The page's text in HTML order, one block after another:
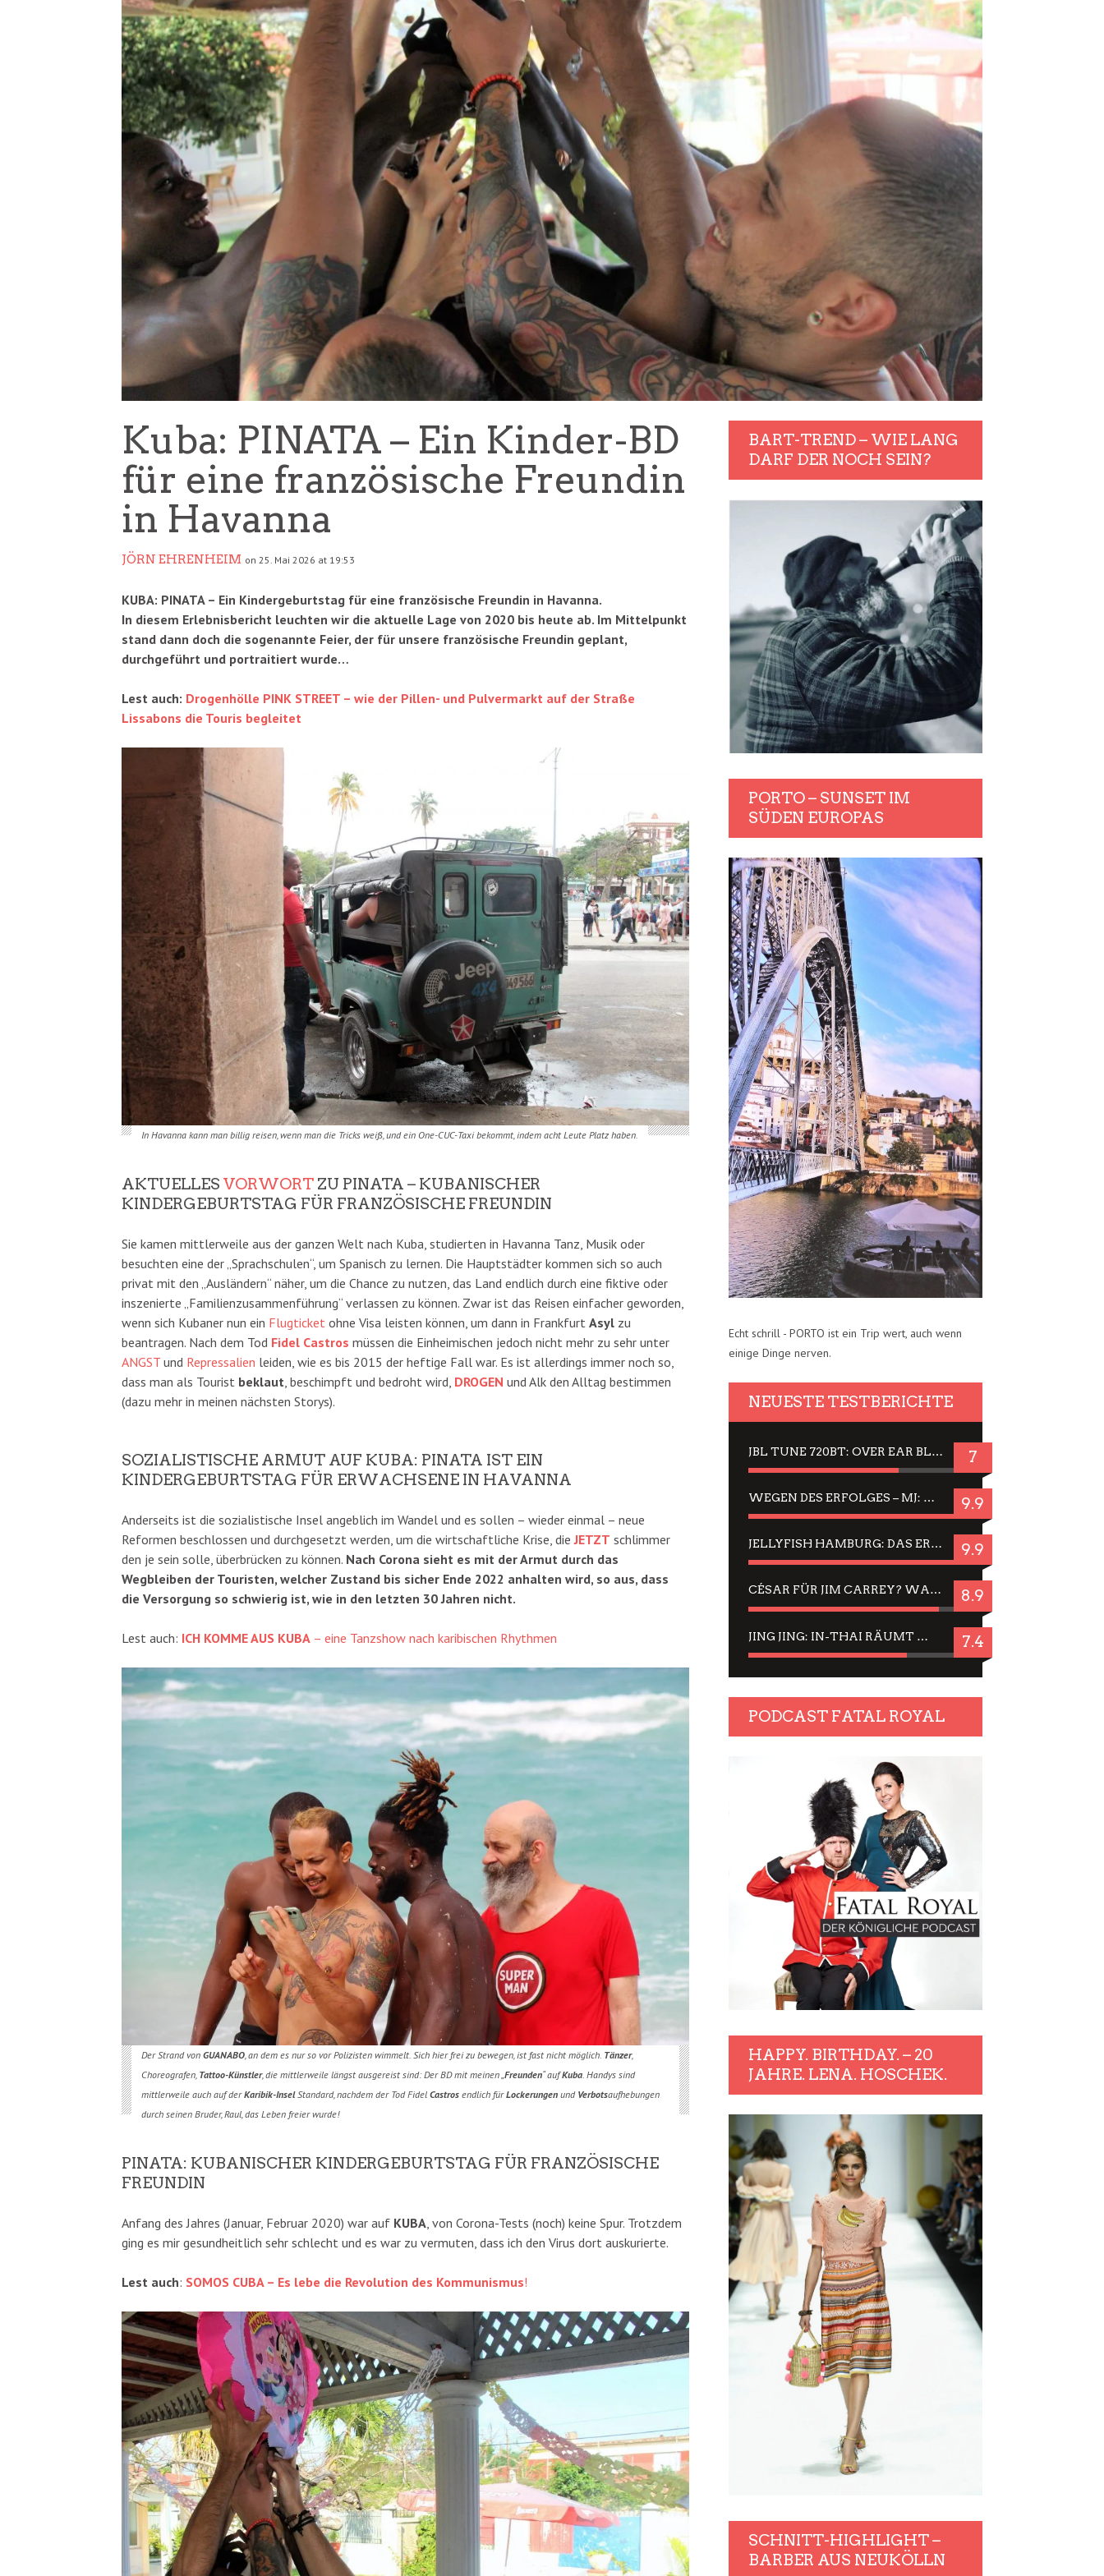
Kuba: PINATA – Ein Kinder-BD
für eine französische Freundin
in Havanna
JÖRN EHRENHEIM on 25. Mai 2026 at 19:53
KUBA: PINATA – Ein Kindergeburtstag für eine französische Freundin in Havanna.
In diesem Erlebnisbericht leuchten wir die aktuelle Lage von 2020 bis heute ab. Im Mittelpunkt
stand dann doch die sogenannte Feier, der für unsere französische Freundin geplant,
durchgeführt und portraitiert wurde…
Lest auch: Drogenhölle PINK STREET – wie der Pillen- und Pulvermarkt auf der Straße
Lissabons die Touris begleitet
In Havanna kann man billig reisen, wenn man die Tricks weiß, und ein One-CUC-Taxi bekommt, indem acht Leute Platz haben.
AKTUELLES VORWORT ZU PINATA – KUBANISCHER
KINDERGEBURTSTAG FÜR FRANZÖSISCHE FREUNDIN
Sie kamen mittlerweile aus der ganzen Welt nach Kuba, studierten in Havanna Tanz, Musik oder
besuchten eine der „Sprachschulen“, um Spanisch zu lernen. Die Hauptstädter kommen sich so auch
privat mit den „Ausländern“ näher, um die Chance zu nutzen, das Land endlich durch eine fiktive oder
inszenierte „Familienzusammenführung“ verlassen zu können. Zwar ist das Reisen einfacher geworden,
wenn sich Kubaner nun ein Flugticket ohne Visa leisten können, um dann in Frankfurt Asyl zu
beantragen. Nach dem Tod Fidel Castros müssen die Einheimischen jedoch nicht mehr zu sehr unter
ANGST und Repressalien leiden, wie es bis 2015 der heftige Fall war. Es ist allerdings immer noch so,
dass man als Tourist beklaut , beschimpft und bedroht wird, DROGEN und Alk den Alltag bestimmen
(dazu mehr in meinen nächsten Storys).
SOZIALISTISCHE ARMUT AUF KUBA: PINATA IST EIN
KINDERGEBURTSTAG FÜR ERWACHSENE IN HAVANNA
Anderseits ist die sozialistische Insel angeblich im Wandel und es sollen – wieder einmal – neue
Reformen beschlossen und durchgesetzt werden, um die wirtschaftliche Krise, dieJETZT schlimmer
den je sein solle, überbrücken zu können. Nach Corona sieht es mit der Armut durch das
Wegbleiben der Touristen, welcher Zustand bis sicher Ende 2022 anhalten wird, so aus, dass
die Versorgung so schwierig ist, wie in den letzten 30 Jahren nicht.
Lest auch: ICH KOMME AUS KUBA – eine Tanzshow nach karibischen Rhythmen
Der Strand von GUANABO, an dem es nur so vor Polizisten wimmelt. Sich hier frei zu bewegen, ist fast nicht möglich. Tänzer,
Choreografen, Tattoo-Künstler, die mittlerweile längst ausgereist sind: Der BD mit meinen „ Freunden“ aufKuba. Handys sind
mittlerweile auch auf derKaribik-InselStandard, nachdem der Tod Fidel Castrosendlich fürLockerungenund Verbotsaufhebungen
durch seinen Bruder, Raul, das Leben freier wurde!
PINATA: KUBANISCHER KINDERGEBURTSTAG FÜR FRANZÖSISCHE
FREUNDIN
Anfang des Jahres (Januar, Februar 2020) war auf KUBA , von Corona-Tests (noch) keine Spur. Trotzdem
ging es mir gesundheitlich sehr schlecht und es war zu vermuten, dass ich den Virus dort auskurierte.
Lest auch: SOMOS CUBA – Es lebe die Revolution des Kommunismus!
BART-TREND – WIE LANG
DARF DER NOCH SEIN?
PORTO – SUNSET IM
SÜDEN EUROPAS
Echt schrill - PORTO ist ein Trip wert, auch wenn
einige Dinge nerven.
NEUESTE TESTBERICHTE
JBL TUNE 720BT: OVER EAR BLUETOOTH KOPFHÖRER UM DIE 50,-€ IM DAUER-TEST 7
WEGEN DES ERFOLGES – MJ: MICHAEL JACKSON MUSICAL IN EINER MATINEE SEHEN 9.9
JELLYFISH HAMBURG: DAS ERFOLGREICHE SOMMER-MENÜ 2025 IN GEFÜHLEN UND BILDERN 9.9
CÉSAR FÜR JIM CARREY? WARUM DAS EINER DER NERVIGSTEN ACTORS IST UND BLEIBT 8.9
JING JING: IN-THAI RÄUMT WIEDER TITEL AB – EIN ZWEI-STUNDEN-ERLEBNISBERICHT 7.4
PODCAST FATAL ROYAL
HAPPY. BIRTHDAY. – 20
JAHRE. LENA. HOSCHEK.
SCHNITT-HIGHLIGHT –
BARBER AUS NEUKÖLLN